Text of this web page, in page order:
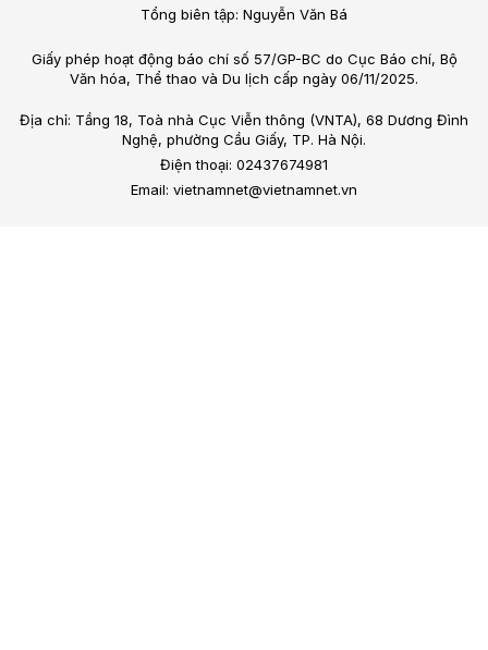
Tổng biên tập: Nguyễn Văn Bá
Giấy phép hoạt động báo chí số 57/GP-BC do Cục Báo chí, Bộ
Văn hóa, Thể thao và Du lịch cấp ngày 06/11/2025.
Địa chỉ: Tầng 18, Toà nhà Cục Viễn thông (VNTA), 68 Dương Đình
Nghệ, phường Cầu Giấy, TP. Hà Nội.
Điện thoại: 02437674981
Email: vietnamnet@vietnamnet.vn